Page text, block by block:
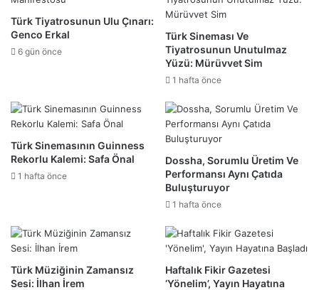
Türk Tiyatrosunun Ulu Çınarı:
Genco Erkal
6 gün önce
Türk Sineması Ve
Tiyatrosunun Unutulmaz
Yüzü: Mürüvvet Sim
1 hafta önce
Türk Sinemasının Guinness
Rekorlu Kalemi: Safa Önal
1 hafta önce
Dossha, Sorumlu Üretim Ve
Performansı Aynı Çatıda
Buluşturuyor
1 hafta önce
Türk Müziğinin Zamansız
Sesi: İlhan İrem
Haftalık Fikir Gazetesi
‘Yönelim’, Yayın Hayatına